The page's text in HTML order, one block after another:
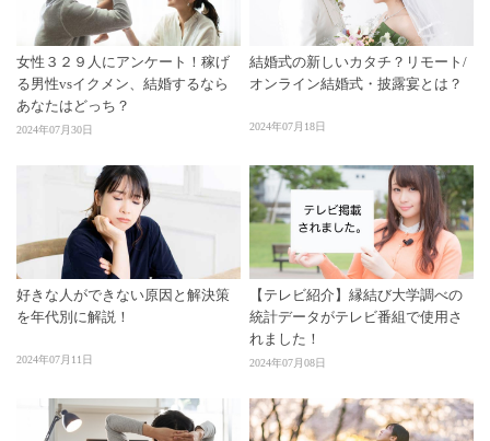
女性３２９人にアンケート！稼げ
る男性vsイクメン、結婚するなら
あなたはどっち？
2024年07月30日
結婚式の新しいカタチ？リモート/
オンライン結婚式・披露宴とは？
2024年07月18日
好きな人ができない原因と解決策
を年代別に解説！
2024年07月11日
【テレビ紹介】縁結び大学調べの
統計データがテレビ番組で使用さ
れました！
2024年07月08日